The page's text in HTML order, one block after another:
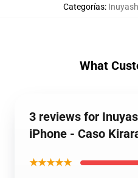
Categorías:
What
3 reviews for
iPhone - Caso
★★★★★